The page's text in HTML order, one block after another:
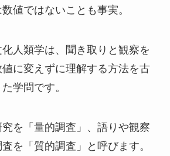
値ではないことも事実。
人類学は、聞き取りと観察を
に変えずに理解する方法を古
学問です。
を「量的調査」、語りや観察
を「質的調査」と呼びます。